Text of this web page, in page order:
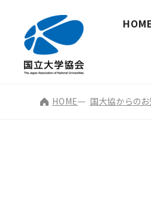
HOME 国大協からの